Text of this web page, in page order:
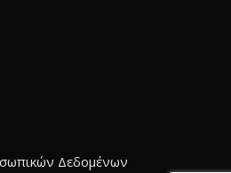
Δεδομένων